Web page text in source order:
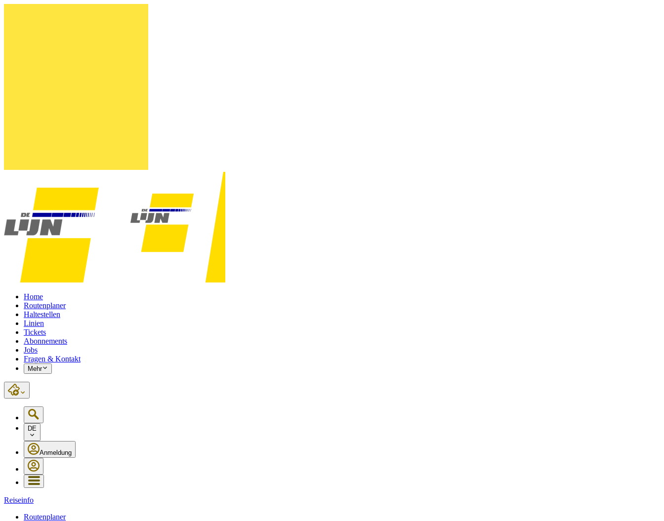
Home
Routenplaner
Haltestellen
Linien
Tickets
Abonnements
Jobs
Fragen & Kontakt
Mehr
DE
Anmeldung
Reiseinfo
Routenplaner